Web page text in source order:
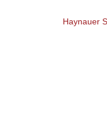
Haynauer